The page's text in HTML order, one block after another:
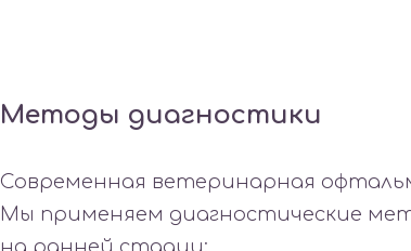
Методы диагностики
Современная ветеринарная
Мы применяем диагностические
на ранней стадии: